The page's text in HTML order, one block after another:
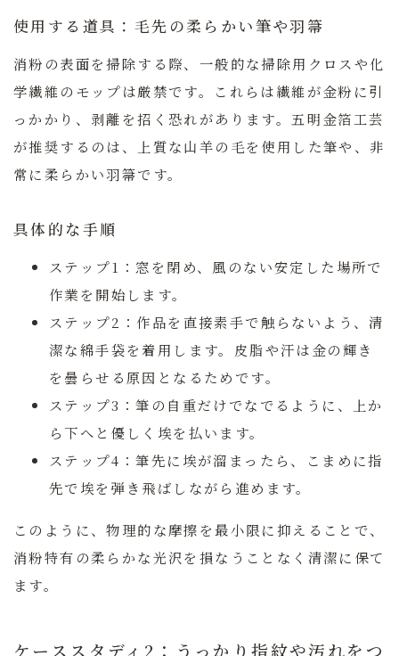
使用する道具：毛先の柔らかい筆や羽箒
消粉の表面を掃除する際、一般的な掃除用クロスや化
学繊維のモップは厳禁です。これらは繊維が金粉に引
っかかり、剥離を招く恐れがあります。 五明金箔工芸
が推奨するのは、上質な山羊の毛を使用した筆や、非
常に柔らかい羽箒です。
具体的な手順
ステップ1：窓を閉め、風のない安定した場所で
作業を開始します。
ステップ2： 作品を直接素手で触らないよう、清
潔な綿手袋を着用します。皮脂や汗は金の輝き
を曇らせる原因となるためです。
ステップ3：筆の自重だけでなでるように、上か
ら下へと優しく埃を払います。
ステップ4：筆先に埃が溜まったら、こまめに指
先で埃を弾き飛ばしながら進めます。
このように、物理的な摩擦を最小限に抑えることで、
消粉特有の柔らかな光沢を損なうことなく清潔に保て
ます。
ケーススタディ2：うっかり指紋や汚れをつ